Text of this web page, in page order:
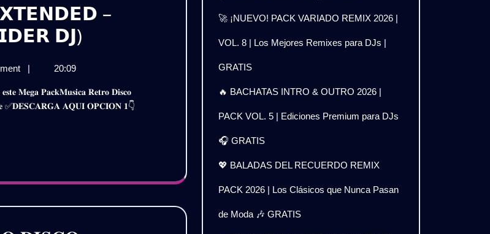
–
𝗗𝗝)
𝗘𝗫𝗧𝗘𝗡𝗗𝗘𝗗
𝗖𝗢𝗟𝗘𝗖𝗖𝗜𝗢𝗡
(𝗘𝗫𝗦𝗔𝗜𝗗𝗘𝗥
𝗗𝗝)
| 20:09
✅𝐃𝐄𝐒𝐂𝐀𝐑𝐆𝐀 𝐀𝐐𝐔𝐈 𝐎𝐏𝐂𝐈𝐎𝐍 𝟏👇
🚀 ¡NUEVO! PACK VARIADO REMIX 2026 |
VOL. 8 | Los Mejores Remixes para DJs |
GRATIS
🔥 BACHATAS INTRO & OUTRO 2026 |
PACK VOL. 5 | Ediciones Premium para DJs
🎧 GRATIS
💖 BALADAS DEL RECUERDO REMIX
PACK 2026 | Los Clásicos que Nunca Pasan
de Moda 🎶 GRATIS